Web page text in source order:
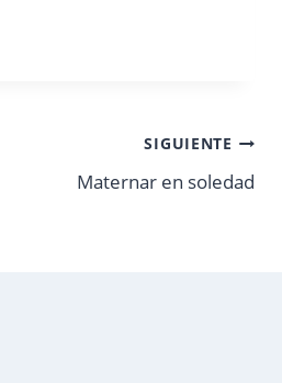
SIGUIENTE
Maternar en soledad